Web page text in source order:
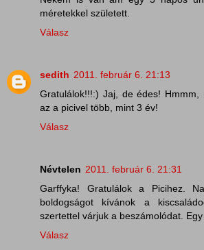
méretekkel született.
Válasz
sedith 2011. február 6. 21:13
Gratulálok!!!:) Jaj, de édes!
az a picivel több, mint 3 év!
Válasz
Névtelen 2011. február 6. 21:31
Garffyka! Gratulálok a Picihez.
boldogságot kívánok a
szertettel várjuk a beszámolódat.
Válasz